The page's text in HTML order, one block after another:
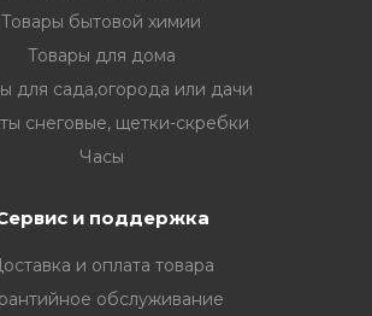
Товары бытовой химии
Товары для дома
для сада,огорода или дачи
снеговые, щетки-скребки
Часы
и поддержка
и оплата товара
обслуживание